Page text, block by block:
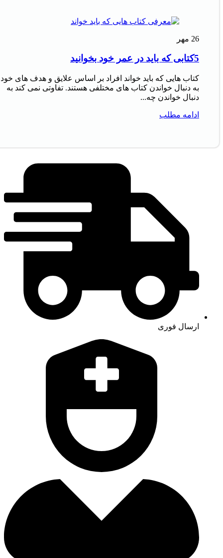
26 مهر
5کتابی که باید در عمر خود بخوانید
کتاب‌ هایی که باید خواند افراد بر اساس علایق و هدف‌ های خود
به دنبال خواندن کتاب‌ های مختلفی هستند. تفاوتی نمی‌ کند به
دنبال خواندن چه...
ادامه مطلب
ارسال فوری